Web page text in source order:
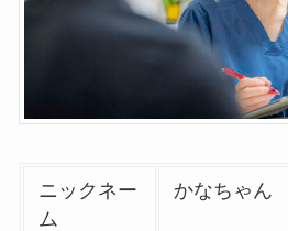
ニックネー
ム
かなちゃん